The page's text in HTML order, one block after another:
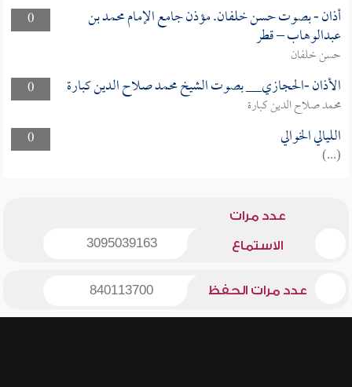
0
أذان - بصوت حسن خلفان. مؤذن جامع الإمام محمد بن
عبدالوهاب – قطر
حسن خلفان
0
الأذان -الحجازي__ بصوت الشيخ محمد صلاح الدين كبارة
محمد صلاح الدين كبارة
0
الليالي الخوالي
(...)
عدد مرات
الاستماع 3095039163
عدد مرات الحفظ 840113700